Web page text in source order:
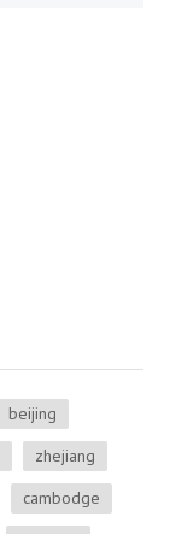
beijing
zhejiang
cambodge